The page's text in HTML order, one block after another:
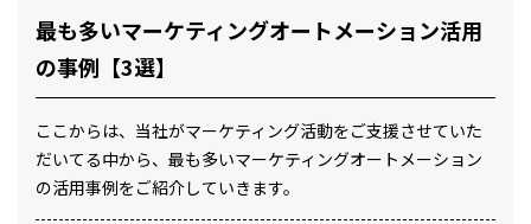
最も多いマーケティングオートメーション活用
の事例【3選】
ここからは、当社がマーケティング活動をご支援させていた
だいてる中から、最も多いマーケティングオートメーション
の活用事例をご紹介していきます。